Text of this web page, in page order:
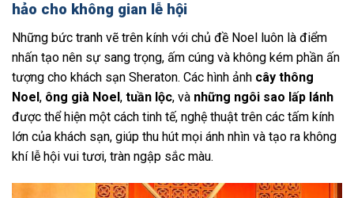
hảo cho không gian lễ hội
Những bức tranh vẽ trên kính với chủ đề Noel luôn là điểm
nhấn tạo nên sự sang trọng, ấm cúng và không kém phần ấn
tượng cho khách sạn Sheraton. Các hình ảnh cây thông
Noel , ông già Noel , tuần lộc, và những ngôi sao lấp lánh
được thể hiện một cách tinh tế, nghệ thuật trên các tấm kính
lớn của khách sạn, giúp thu hút mọi ánh nhìn và tạo ra không
khí lễ hội vui tươi, tràn ngập sắc màu.